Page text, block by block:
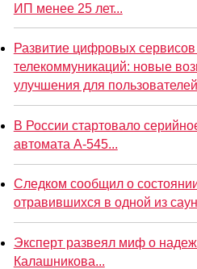
ИП менее 25 лет...
Развитие цифровых
телекоммуникаций: новые
улучшения для
В России стартовало
автомата А-545...
Следком сообщил о
отравившихся в одной из
Эксперт развеял миф о
Калашникова...